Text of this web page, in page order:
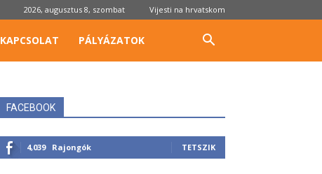
2026, augusztus 8, szombat Vijesti na hrvatskom
KAPCSOLAT PÁLYÁZATOK
FACEBOOK
4,039 Rajongók TETSZIK